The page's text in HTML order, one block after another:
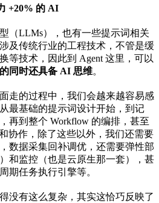
+20% 的 AI
（LLMs），也有一些提示词相关
及传统行业的工程技术，不管是缓
等技术，因此到 Agent 这里，可以
同时还具备 AI 思维。
走的过程中，我们会越来越容易感
最基础的提示词设计开始，到记
再到整个 Workflow 的编排，甚至
协作，除了这些以外，我们还需要
数据采集回补调优，还需要弹性部
和监控（也是云原生那一套），甚
期任务执行引擎等。
没有这么复杂，其实这恰巧反映了